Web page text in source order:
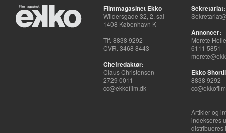
Filmmagasinet Ekko
Wildersgade 32, 2. sal
1408 København K
Tlf. 8838 9292
CVR. 3468 8443
Chefredaktør:
Claus Christensen
2729 0011
cc@ekkofilm.dk
Sekretariat:
Annoncer:
Merete
6111 5851
Ekko
8838 9292
Artikler og
indekseres
distribueres